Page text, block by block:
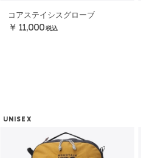
コアステイシスグローブ
￥11,000 税込
UNISEX